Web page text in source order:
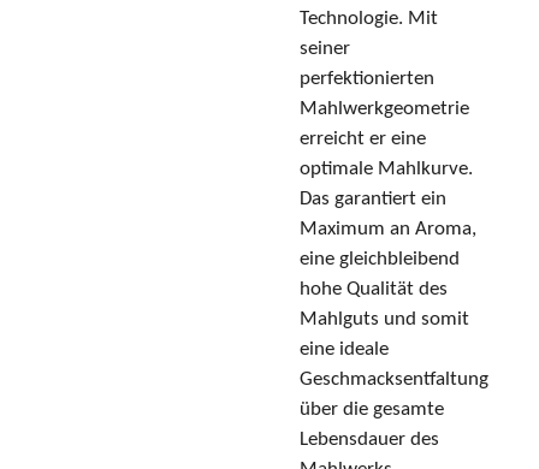
Technologie. Mit
seiner
perfektionierten
Mahlwerkgeometrie
erreicht er eine
optimale Mahlkurve.
Das garantiert ein
Maximum an Aroma,
eine gleichbleibend
hohe Qualität des
Mahlguts und somit
eine ideale
Geschmacksentfaltung
über die gesamte
Lebensdauer des